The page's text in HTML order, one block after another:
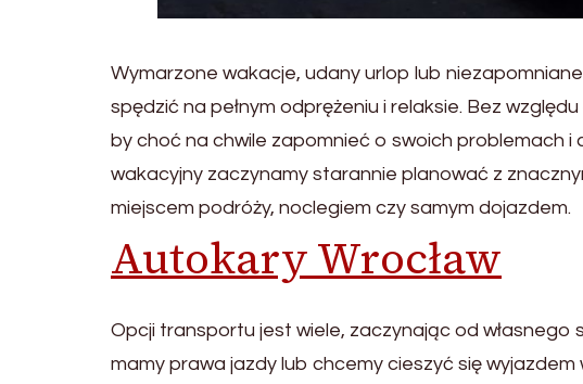
Wymarzone wakacje, udany urlop lub
spędzić na pełnym odprężeniu i relaksie. Bez
by choć na chwile zapomnieć o swoich problemach i
wakacyjny zaczynamy starannie planować z
miejscem podróży, noclegiem czy samym dojazdem.
Autokary Wrocław
Opcji transportu jest wiele, zaczynając od
mamy prawa jazdy lub chcemy cieszyć się wyjazdem